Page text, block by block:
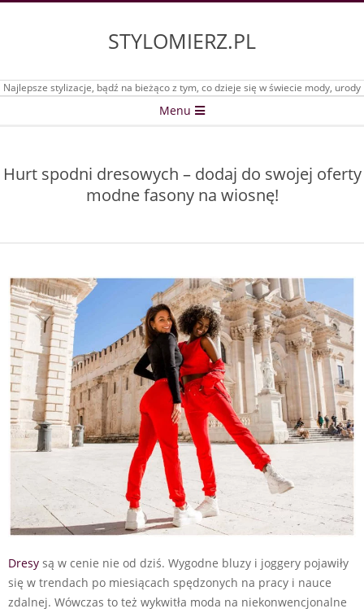
STYLOMIERZ.PL
Najlepsze stylizacje, bądź na bieżąco z tym, co dzieje się w świecie mody, urody
Menu
Hurt spodni dresowych – dodaj do swojej oferty
modne fasony na wiosnę!
Dresy są w cenie nie od dziś. Wygodne bluzy i joggery pojawiły
się w trendach po miesiącach spędzonych na pracy i nauce
zdalnej. Wówczas to też wykwitła moda na niekonwencjonalne